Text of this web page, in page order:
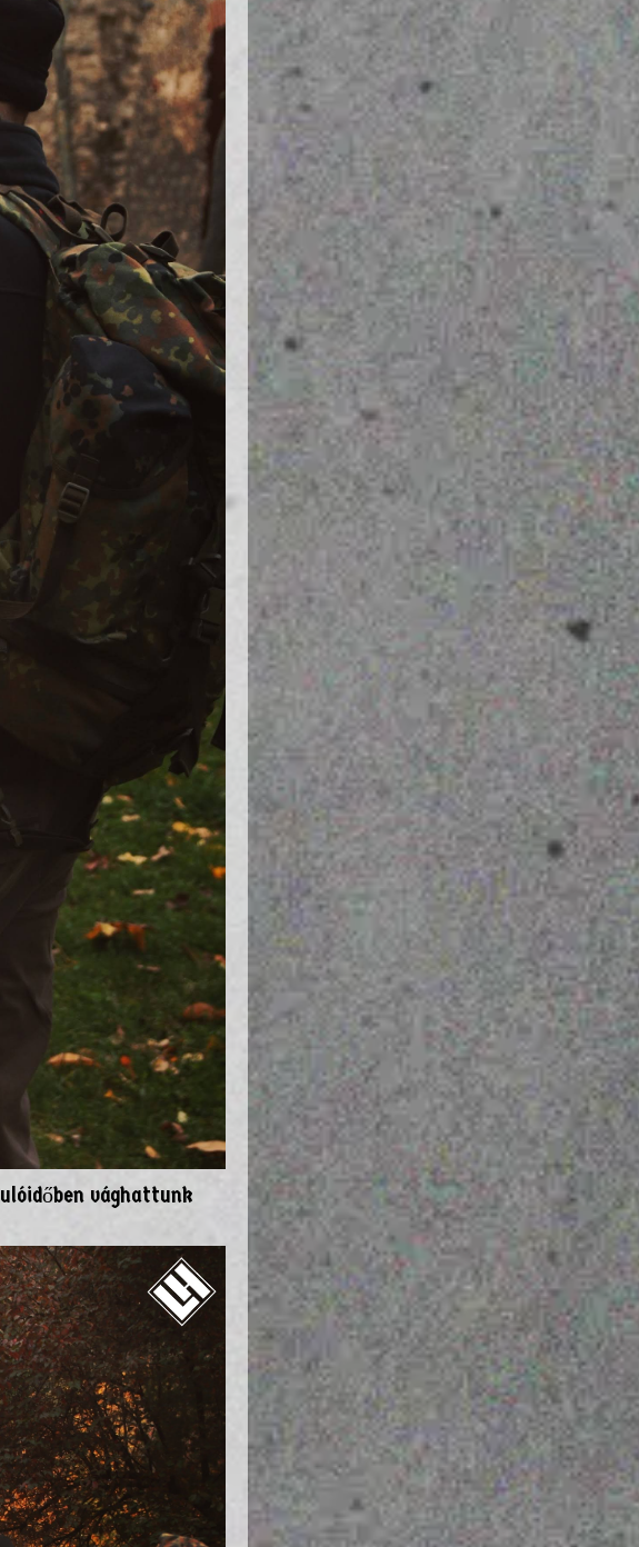
vághattunk